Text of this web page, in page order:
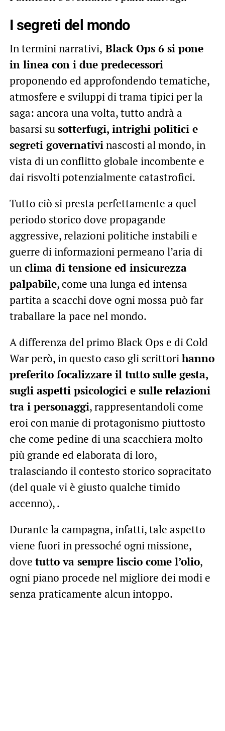
I segreti del mondo
In termini narrativi, Black Ops 6 si pone
in linea con i due predecessori
proponendo ed approfondendo tematiche,
atmosfere e sviluppi di trama tipici per la
saga: ancora una volta, tutto andrà a
basarsi susotterfugi, intrighi politici e
segreti governativinascosti al mondo, in
vista di un conflitto globale incombente e
dai risvolti potenzialmente catastrofici.
Tutto ciò si presta perfettamente a quel
periodo storico dove propagande
aggressive, relazioni politiche instabili e
guerre di informazioni permeano l’aria di
unclima di tensione ed insicurezza
palpabile, come una lunga ed intensa
partita a scacchi dove ogni mossa può far
traballare la pace nel mondo.
A differenza del primo Black Ops e di Cold
War però, in questo caso gli scrittorihanno
preferito focalizzare il tutto sulle gesta,
sugli aspetti psicologici e sulle relazioni
tra i personaggi, rappresentandoli come
eroi con manie di protagonismo piuttosto
che come pedine di una scacchiera molto
più grande ed elaborata di loro,
tralasciando il contesto storico sopracitato
(del quale vi è giusto qualche timido
accenno), .
Durante la campagna, infatti, tale aspetto
viene fuori in pressoché ogni missione,
dove tutto va sempre liscio come l’olio,
ogni piano procede nel migliore dei modi e
senza praticamente alcun intoppo.